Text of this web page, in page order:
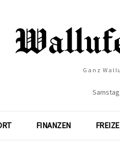
Ganz
FINANZEN